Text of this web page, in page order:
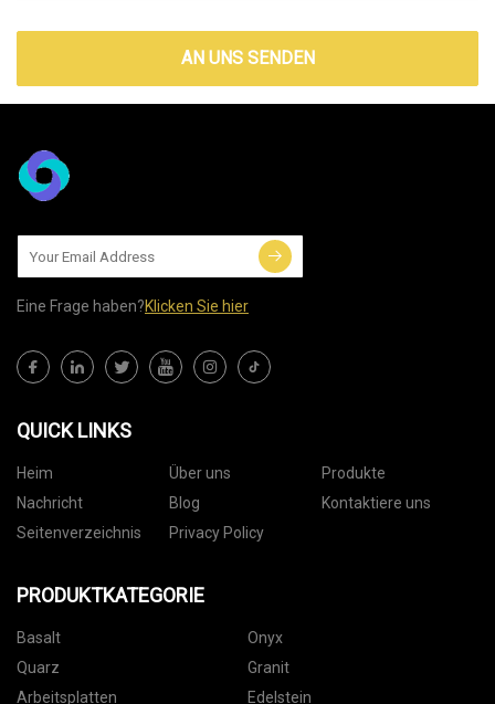
AN UNS SENDEN
Eine Frage haben?Klicken Sie hier
QUICK LINKS
Heim Über uns
Produkte
Nachricht
Blog
Kontaktiere uns
Seitenverzeichnis
Privacy Policy
PRODUKTKATEGORIE
Basalt
Onyx
Quarz
Granit
Arbeitsplatten
Edelstein